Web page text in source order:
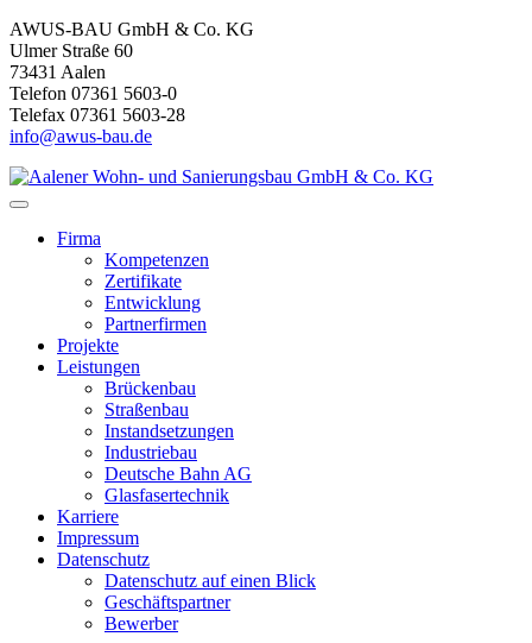
AWUS-BAU GmbH & Co. KG
Ulmer Straße 60
73431 Aalen
Telefon 07361 5603-0
Telefax 07361 5603-28
info@awus-bau.de
Firma
Kompetenzen
Zertifikate
Entwicklung
Partnerfirmen
Projekte
Leistungen
Brückenbau
Straßenbau
Instandsetzungen
Industriebau
Deutsche Bahn AG
Glasfasertechnik
Karriere
Impressum
Datenschutz
Datenschutz auf einen Blick
Geschäftspartner
Bewerber